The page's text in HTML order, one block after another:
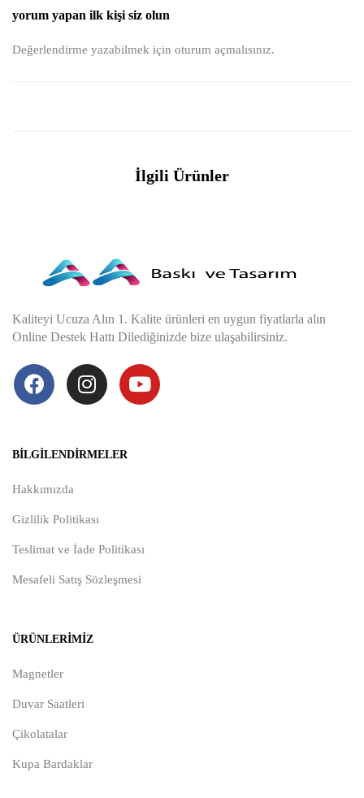
yorum yapan ilk kişi siz olun
Değerlendirme yazabilmek için oturum açmalısınız.
İlgili Ürünler
Kaliteyi Ucuza Alın 1. Kalite ürünleri en uygun fiyatlarla alın
Online Destek Hattı Dilediğinizde bize ulaşabilirsiniz.
BILGILENDIRMELER
Hakkımızda
Gizlilik Politikası
Teslimat ve İade Politikası
Mesafeli Satış Sözleşmesi
ÜRÜNLERIMIZ
Magnetler
Duvar Saatleri
Çikolatalar
Kupa Bardaklar